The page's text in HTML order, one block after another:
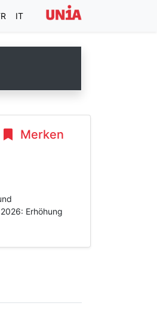
IT
Merken
Erhöhung